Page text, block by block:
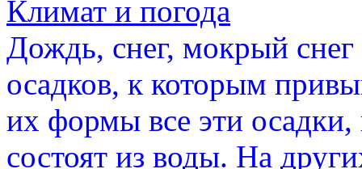
Климат и погода
Дождь, снег, мокрый
осадков, к которым
их формы все эти осадки,
состоят из воды. На